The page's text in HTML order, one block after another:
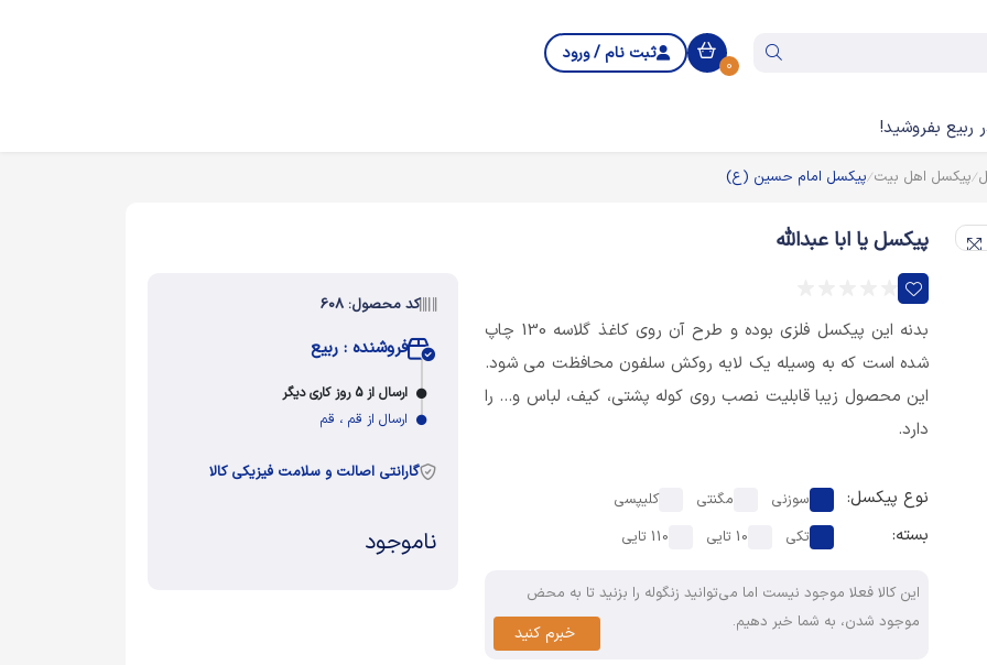
0
ثبت نام / ورود
ربیع بفروشید!
پیکسل اهل بیت پیکسل امام حسین (ع)
پیکسل یا ابا عبدالله
بدنه این پیکسل فلزی بوده و طرح آن روی کاغذ گلاسه 130 چاپ
شده است که به وسیله یک لایه روکش سلفون محافظت می شود.
این محصول زیبا قابلیت نصب روی کوله پشتی، کیف، لباس و... را
دارد.
نوع پیکسل: سوزنی مگنتی کلیپسی
بسته: تکی 10 تایی 110 تایی
این کالا فعلا موجود نیست اما می‌توانید زنگوله را بزنید تا به محض
موجود شدن، به شما خبر دهیم.
خبرم کنید
کد محصول: 608
فروشنده : ربیع
ارسال از 5 روز کاری دیگر
ارسال از قم ، قم
گارانتی اصالت و سلامت فیزیکی کالا
ناموجود